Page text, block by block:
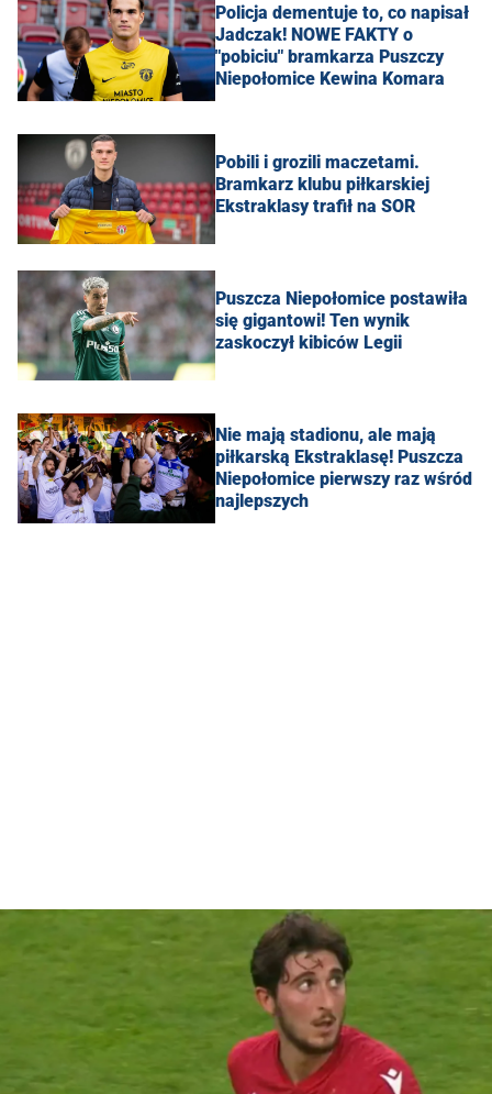
Policja dementuje to, co napisał
Jadczak! NOWE FAKTY o
"pobiciu" bramkarza Puszczy
Niepołomice Kewina Komara
Pobili i grozili maczetami.
Bramkarz klubu piłkarskiej
Ekstraklasy trafił na SOR
Puszcza Niepołomice postawiła
się gigantowi! Ten wynik
zaskoczył kibiców Legii
Nie mają stadionu, ale mają
piłkarską Ekstraklasę! Puszcza
Niepołomice pierwszy raz wśród
najlepszych